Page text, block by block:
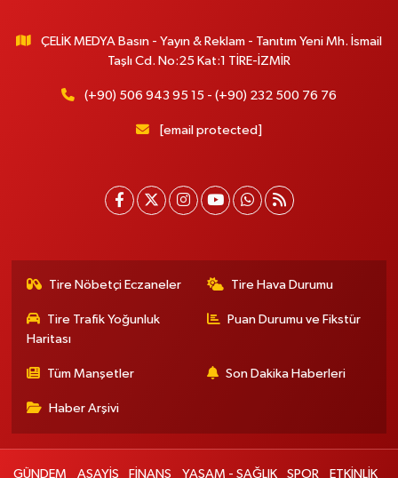
ÇELİK MEDYA Basın - Yayın & Reklam - Tanıtım Yeni Mh. İsmail
Taşlı Cd. No:25 Kat:1 TİRE-İZMİR
(+90) 506 943 95 15 - (+90) 232 500 76 76
[email protected]
Tire Nöbetçi Eczaneler Tire Hava Durumu
Tire Trafik Yoğunluk
Haritası
Puan Durumu ve Fikstür
Tüm Manşetler Son Dakika Haberleri
Haber Arşivi
GÜNDEM ASAYİŞ FİNANS YAŞAM - SAĞLIK SPOR ETKİNLİK